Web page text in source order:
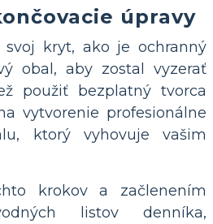
úpravy
svoj kryt, ako je ochranný
obal, aby zostal vyzerať
použiť bezplatný tvorca
vytvorenie profesionálne
ktorý vyhovuje vašim
krokov a začlenením
listov denníka,